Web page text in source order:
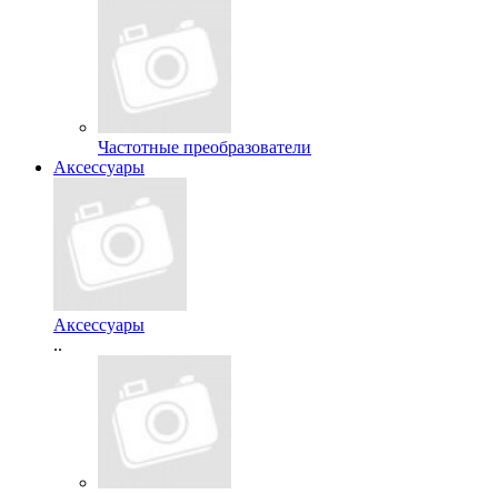
Частотные преобразователи
Аксессуары
Аксессуары
..